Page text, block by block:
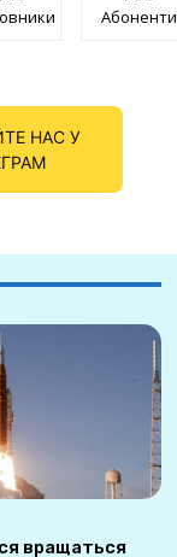
Абоненти
НАС У
вращаться